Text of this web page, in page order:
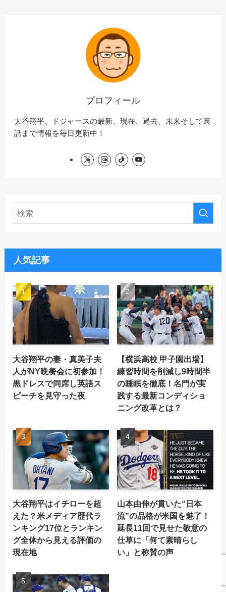
プロフィール
大谷翔平、ドジャースの最新、現在、過去、未来そして裏
話まで情報を毎日更新中！
人気記事
大谷翔平の妻・真美子夫
人がNY晩餐会に初参加！
黒ドレスで同席し英語ス
ピーチを見守った夜
【横浜高校 甲子園出場】
練習時間を削減し9時間半
の睡眠を徹底！名門が実
践する最新コンディショ
ニング改革とは？
大谷翔平はイチローを超
えた？米メディア歴代ラ
ンキング17位とランキン
グ全体から見える評価の
現在地
山本由伸が貫いた“日本
流”の品格が米国を魅了！
延長11回で見せた敬意の
仕草に「何て素晴らし
い」と称賛の声